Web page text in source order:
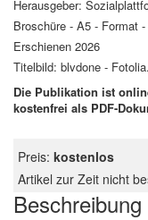
Herausgeber:
Broschüre - A5 - Format
Erschienen 2026
Titelbild: blvdone -
Die Publikation ist
kostenfrei als PDF-
Preis: kostenlos
Artikel zur Zeit nicht
Beschreibung